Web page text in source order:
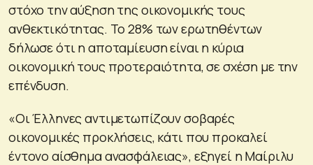
στόχο την αύξηση της οικονομικής τους
ανθεκτικότητας. Το 28% των ερωτηθέντων
δήλωσε ότι η αποταμίευση είναι η κύρια
οικονομική τους προτεραιότητα, σε σχέση με την
επένδυση.
«Οι Έλληνες αντιμετωπίζουν σοβαρές
οικονομικές προκλήσεις, κάτι που προκαλεί
έντονο αίσθημα ανασφάλειας», εξηγεί η Μαίριλυ